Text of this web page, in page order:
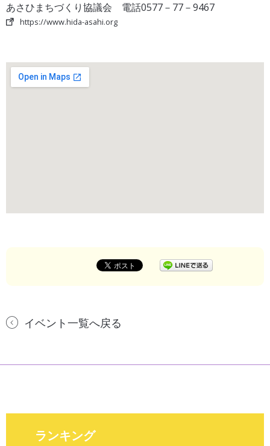
あさひまちづくり協議会 電話0577－77－9467
https://www.hida-asahi.org
イベント一覧へ戻る
ランキング